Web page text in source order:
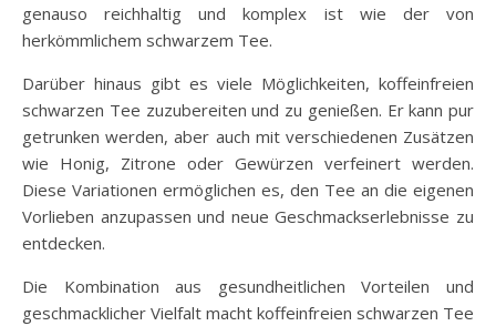
genauso reichhaltig und komplex ist wie der von
herkömmlichem schwarzem Tee.
Darüber hinaus gibt es viele Möglichkeiten, koffeinfreien
schwarzen Tee zuzubereiten und zu genießen. Er kann pur
getrunken werden, aber auch mit verschiedenen Zusätzen
wie Honig, Zitrone oder Gewürzen verfeinert werden.
Diese Variationen ermöglichen es, den Tee an die eigenen
Vorlieben anzupassen und neue Geschmackserlebnisse zu
entdecken.
Die Kombination aus gesundheitlichen Vorteilen und
geschmacklicher Vielfalt macht koffeinfreien schwarzen Tee